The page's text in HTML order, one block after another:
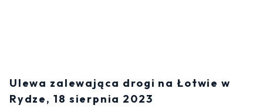
Ulewa zalewająca drogi na Łotwie w
Rydze, 18 sierpnia 2023